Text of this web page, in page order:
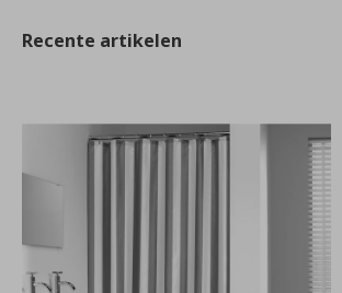
Recente artikelen